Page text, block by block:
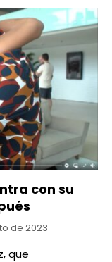
con su
de 2023
que